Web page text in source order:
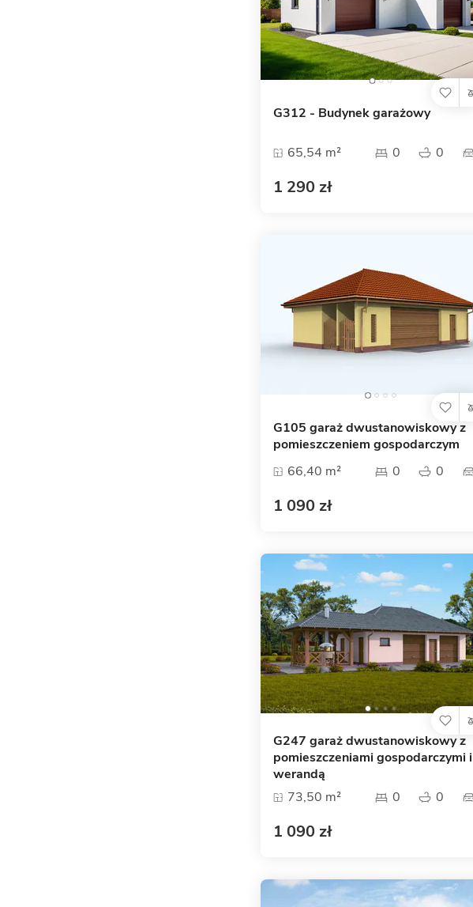
G312 - Budynek garażowy
65,54 m² 0 0
1 290 zł
G105 garaż dwustanowiskowy z
pomieszczeniem gospodarczym
66,40 m²
0 0
1 090 zł
G247 garaż dwustanowiskowy z
pomieszczeniami gospodarczymi i
werandą
73,50 m²
0 0
1 090 zł